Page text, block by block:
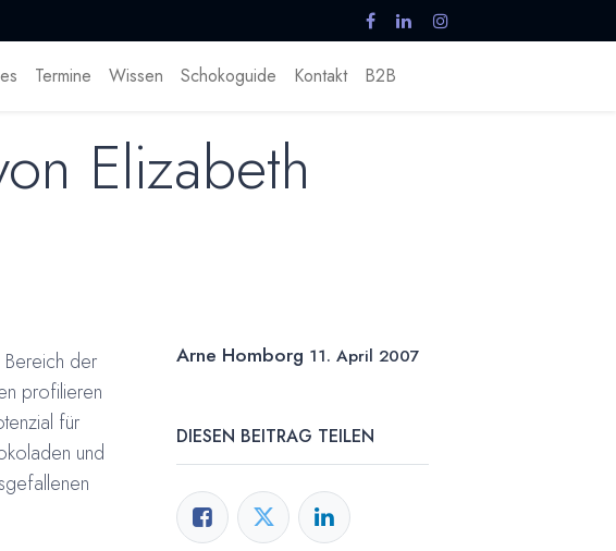
Termine Wissen Schokoguide Kontakt B2B
Elizabeth
Bereich der
profilieren
für
und
Arne Homborg 11. April 2007
DIESEN BEITRAG TEILEN